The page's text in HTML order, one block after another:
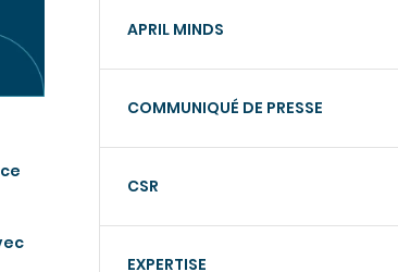
APRIL MINDS
COMMUNIQUÉ DE PRESSE
CSR
EXPERTISE